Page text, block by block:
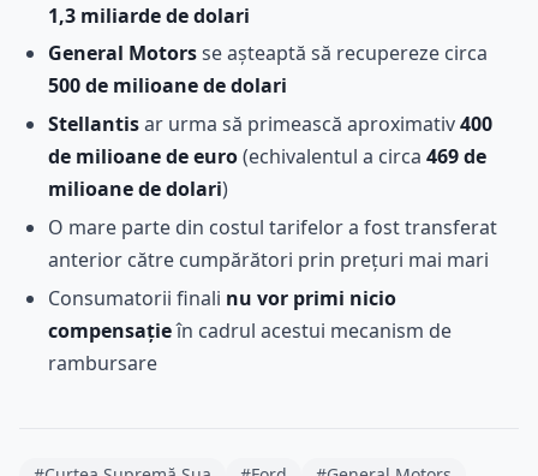
1,3 miliarde de dolari
General Motorsse așteaptă să recupereze circa
500 de milioane de dolari
Stellantisar urma să primească aproximativ400
de milioane de euro(echivalentul a circa 469 de
milioane de dolari)
O mare parte din costul tarifelor a fost transferat
anterior către cumpărători prin prețuri mai mari
Consumatorii finali nu vor primi nicio
compensațieîn cadrul acestui mecanism de
rambursare